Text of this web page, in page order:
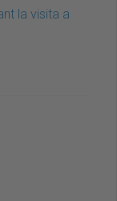
la visita a